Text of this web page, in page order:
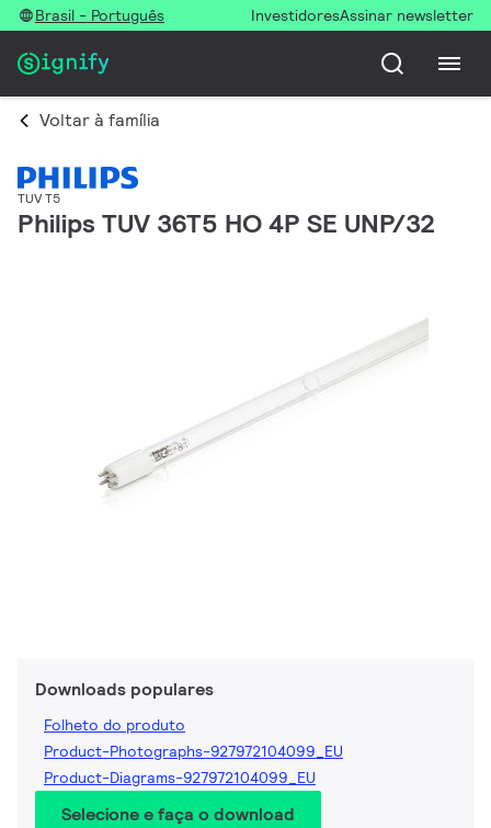
Brasil - Português InvestidoresAssinar newsletter
Voltar à família
TUV T5
Philips TUV 36T5 HO 4P SE UNP/32
Downloads populares
Folheto do produto
Product-Photographs-927972104099_EU
Product-Diagrams-927972104099_EU
Selecione e faça o download